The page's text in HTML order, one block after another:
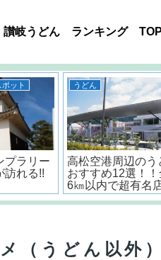
讃岐うどん ランキング
ット
プラリー
訪れる!!
うどん
高松空港周辺のう
おすすめ12選！
6㎞以内で超有名
るよ。
（うどん以外）